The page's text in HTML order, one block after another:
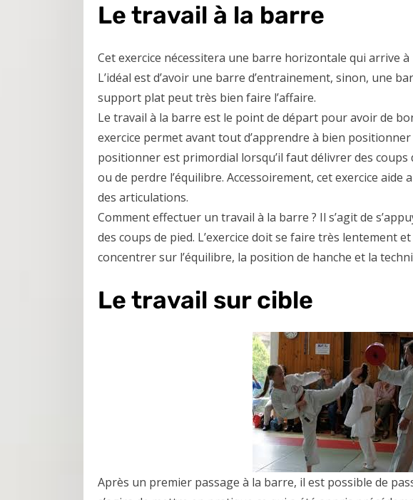
Le travail à la barre
Cet exercice nécessitera une barre horizontale qui arrive à
L’idéal est d’avoir une barre d’entrainement, sinon, une
support plat peut très bien faire l’affaire.
Le travail à la barre est le point de départ pour avoir de
exercice permet avant tout d’apprendre à bien
positionner est primordial lorsqu’il faut délivrer des coups
ou de perdre l’équilibre. Accessoirement, cet exercice
des articulations.
Comment effectuer un travail à la barre ? Il s’agit de
des coups de pied. L’exercice doit se faire très lentement
concentrer sur l’équilibre, la position de hanche et la
Le travail sur cible
Après un premier passage à la barre, il est possible de